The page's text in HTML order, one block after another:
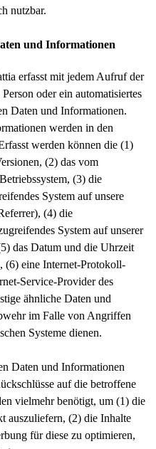
nutzbar.
und Informationen
erfasst mit jedem Aufruf der
oder ein automatisiertes
Daten und Informationen.
werden in den
werden können die (1)
(2) das vom
(3) die
System auf unsere
(4) die
System auf unserer
das Datum und die Uhrzeit
(6) eine Internet-Protokoll-
Service-Provider des
ähnliche Daten und
im Falle von Angriffen
Systeme dienen.
Daten und Informationen
auf die betroffene
vielmehr benötigt, um (1) die
auszuliefern, (2) die Inhalte
für diese zu optimieren,